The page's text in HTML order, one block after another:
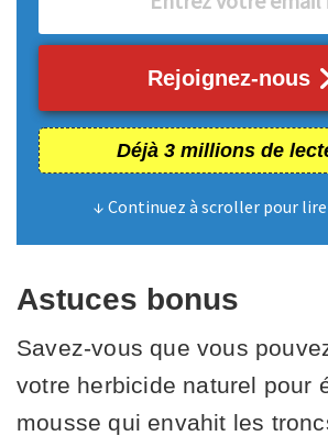
Rejoignez-nous
Déjà 3 millions de
↓ Continuez à scroller pour
Astuces bonus
Savez-vous que vous
votre herbicide naturel pour
mousse qui envahit les